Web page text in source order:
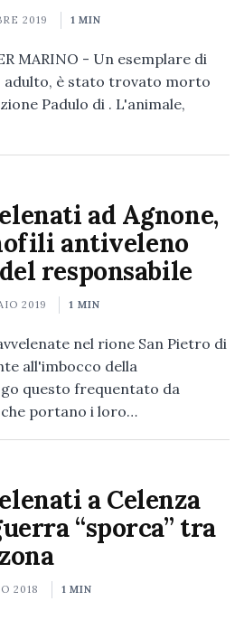
2019 1 MIN
MARINO - Un esemplare di
adulto, è stato trovato morto
Padulo di . L'animale,
ad Agnone,
antiveleno
responsabile
2019 1 MIN
nel rione San Pietro di
all'imbocco della
questo frequentato da
che portano i loro…
a Celenza
“sporca” tra
2018 1 MIN